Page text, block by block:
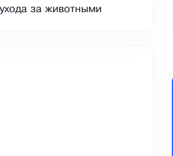
за животными